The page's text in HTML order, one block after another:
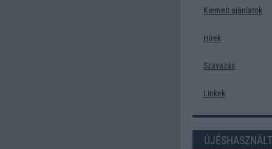
Kiemelt ajánlatok
Hírek
Szavazás
Linkek